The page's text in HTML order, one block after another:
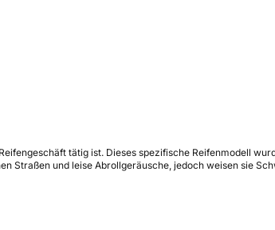
tätig ist. Dieses spezifische Reifenmodell
Straßen und leise Abrollgeräusche, jedoch weisen sie